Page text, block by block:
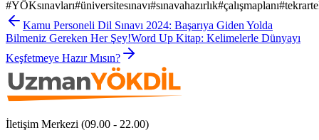
#YÖKsınavları#üniversitesınavı#sınavahazırlık#çalışmaplanı#
Kamu Personeli Dil Sınavı 2024: Başarıya Giden Yolda
Bilmeniz Gereken Her Şey!Word Up Kitap: Kelimelerle Dünyayı
Keşfetmeye Hazır Mısın?
İletişim Merkezi (09.00 - 22.00)